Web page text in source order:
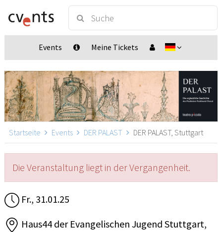
Events Meine Tickets
Startseite Events DER PALAST DER PALAST, Stuttgart
Die Veranstaltung liegt in der Vergangenheit.
Fr., 31.01.25
Haus44 der Evangelischen Jugend Stuttgart,